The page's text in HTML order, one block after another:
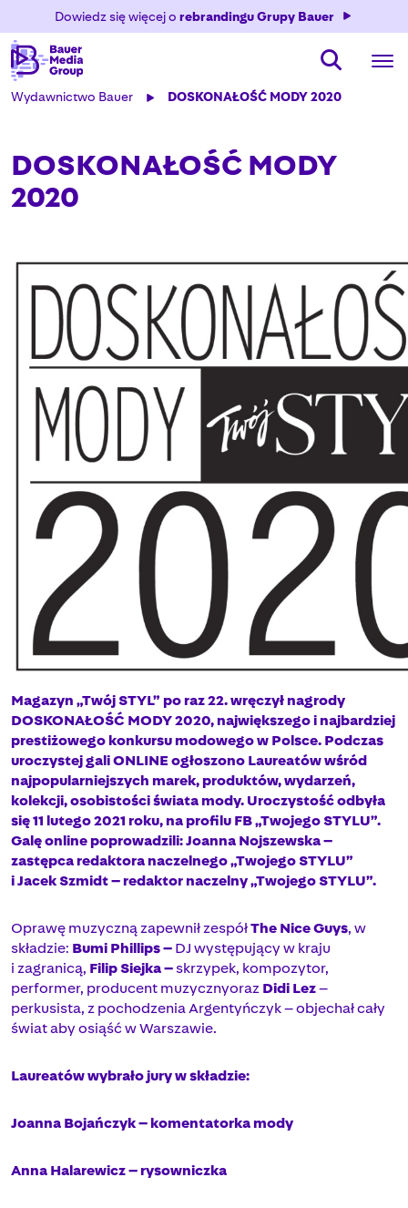
Dowiedz się więcej o rebrandingu Grupy Bauer
Wydawnictwo Bauer DOSKONAŁOŚĆ MODY 2020
DOSKONAŁOŚĆ MODY
2020
Magazyn „Twój STYL” po raz 22. wręczył nagrody
DOSKONAŁOŚĆ MODY 2020, największego i najbardziej
prestiżowego konkursu modowego w Polsce. Podczas
uroczystej gali ONLINE ogłoszono Laureatów wśród
najpopularniejszych marek, produktów, wydarzeń,
kolekcji, osobistości świata mody. Uroczystość odbyła
się 11 lutego 2021 roku, na profilu FB „Twojego STYLU”.
Galę online poprowadzili: Joanna Nojszewska –
zastępca redaktora naczelnego „Twojego STYLU”
i Jacek Szmidt – redaktor naczelny „Twojego STYLU”.
Oprawę muzyczną zapewnił zespółThe Nice Guys, w
składzie: Bumi Phillips – DJ występujący w kraju
i zagranicą, Filip Siejka –skrzypek, kompozytor,
performer, producent muzycznyoraz Didi Lez–
perkusista, z pochodzenia Argentyńczyk – objechał cały
świat aby osiąść w Warszawie.
Laureatów wybrało jury w składzie:
Joanna Bojańczyk – komentatorka mody
Anna Halarewicz – rysowniczka